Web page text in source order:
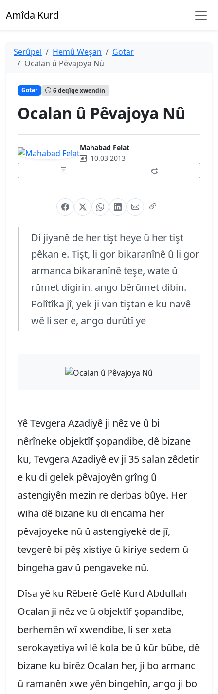
Amîda Kurd
Serûpel Hemû Weşan
Gotar
Ocalan û Pêvajoya Nû
Gotar 6 deqîqe xwendin
Ocalan û Pêvajoya Nû
Mahabad Felat
10.03.2013
Di jiyanê de her tişt heye û her tişt
pêkan e. Tişt, li gor bikaranînê û li gor
armanca bikaranînê teşe, wate û
rûmet digirin, ango bêrûmet dibin.
Polîtîka jî, yek ji van tiştan e ku navê
wê li ser e, ango durûtî ye
Yê Tevgera Azadiyê ji nêz ve û bi
nêrîneke objektîf şopandibe, dê bizane
ku, Tevgera Azadiyê ev ji 35 salan zêdetir
e ku di gelek pêvajoyên grîng û
astengiyên mezin re derbas bûye. Her
wiha dê bizane ku di encama her
pêvajoyeke nû û astengiyekê de jî,
tevgerê bi pêş xistiye û kiriye sedem û
bingeha gav û pengaveke nû.
Dîsa yê ku Rêberê Gelê Kurd Abdullah
Ocalan ji nêz ve û objektîf şopandibe,
berhemên wî xwendibe, li ser xeta
serokayetiya wî lê kola be û kûr bûbe, dê
bizane ku birêz Ocalan her, ji bo armanc
û ramanên xwe yên bingehîn, ango ji bo